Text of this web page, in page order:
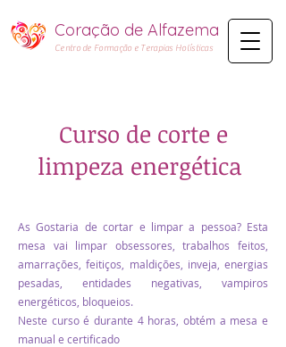
Coração de Alfazema​
Centro de Formação e Terapias Holísticas
Curso de corte e
limpeza energética
As Gostaria de cortar e limpar a pessoa? Esta
mesa vai limpar obsessores, trabalhos feitos,
amarrações, feitiços, maldições, inveja, energias
pesadas, entidades negativas, vampiros
energéticos, bloqueios.
Neste curso é durante 4 horas, obtém a mesa e
manual e certificado